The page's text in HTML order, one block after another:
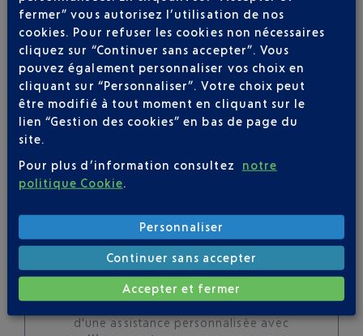
pour ce vol
SUIVRE CE VOL
SERVICE PORTEURS DE
BAGAGES : VOYAGEZ LÉGER À
NICE
d'une assistance personnalisée avec
fermer” vous autorisez l’utilisation de nos
cookies. Pour refuser les cookies non nécessaires
cliquez sur “Continuer sans accepter”. Vous
pouvez également personnaliser vos choix en
cliquant sur “Personnaliser”. Votre choix peut
être modifié à tout moment en cliquant sur le
lien “Gestion des cookies” en bas de page du
site.
Pour plus d’information consultez
notre
politique Cookie
Personnaliser
Continuer sans accepter
Accepter et fermer